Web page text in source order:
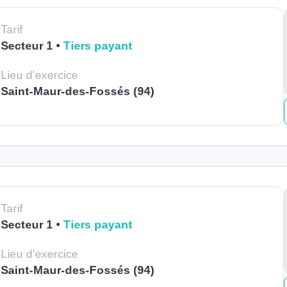
Tarif
Secteur 1
Tiers payant
Lieud'exercice
Saint-Maur-des-Fossés (94)
Tarif
Secteur 1
Tiers payant
Lieud'exercice
Saint-Maur-des-Fossés (94)